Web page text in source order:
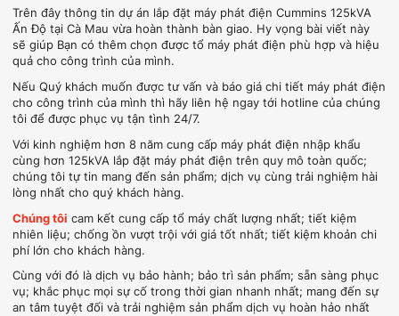
Trên đây thông tin dự án lắp đặt máy phát điện Cummins 125kVA
Ấn Độ tại Cà Mau vừa hoàn thành bàn giao. Hy vọng bài viết này
sẽ giúp Bạn có thêm chọn được tổ máy phát điện phù hợp và hiệu
quả cho công trình của mình.
Nếu Quý khách muốn được tư vấn và báo giá chi tiết máy phát điện
cho công trình của mình thì hãy liên hệ ngay tới hotline của chúng
tôi để được phục vụ tận tình 24/7.
Với kinh nghiệm hơn 8 năm cung cấp máy phát điện nhập khẩu
cùng hơn 125kVA lắp đặt máy phát điện trên quy mô toàn quốc;
chúng tôi tự tin mang đến sản phẩm; dịch vụ cùng trải nghiệm hài
lòng nhất cho quý khách hàng.
Chúng tôi cam kết cung cấp tổ máy chất lượng nhất; tiết kiệm
nhiên liệu; chống ồn vượt trội với giá tốt nhất; tiết kiệm khoản chi
phí lớn cho khách hàng.
Cùng với đó là dịch vụ bảo hành; bảo trì sản phẩm; sẵn sàng phục
vụ; khắc phục mọi sự cố trong thời gian nhanh nhất; mang đến sự
an tâm tuyệt đối và trải nghiệm sản phẩm dịch vụ hoàn hảo nhất